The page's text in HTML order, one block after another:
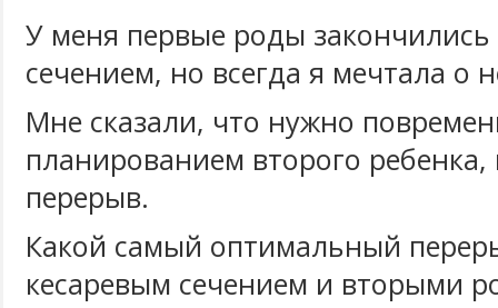
У меня первые роды закончились
сечением, но всегда я мечтала о
Мне сказали, что нужно
планированием второго ребенка,
перерыв.
Какой самый оптимальный
кесаревым сечением и вторыми